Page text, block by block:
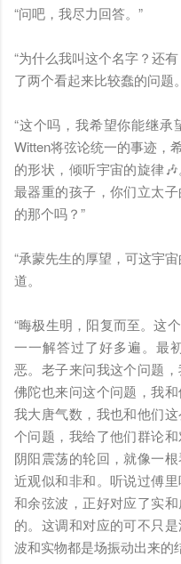
“问吧，我尽力回答。”
“为什么我叫这个名字？还
了两个看起来比较蠢的问题。
“这个吗，我希望你能继
Witten将弦论统一的事迹，
的形状，倾听宇宙的旋律
最器重的孩子，你们立太
的那个吗？”
“承蒙先生的厚望，可这宇
道。
“晦极生明，阳复而至。这
一一解答过了好多遍。最
恶。 老子来问我这个问题
佛陀也来问这个问题，我
我大唐气数，我也和他们
个问题，我给了他们群论
阴阳震荡的轮回，就像一
近观似和非和。听说过傅
和余弦波，正好对应了实
的。这调和对应的可不只
波和实物都是场振动出来的